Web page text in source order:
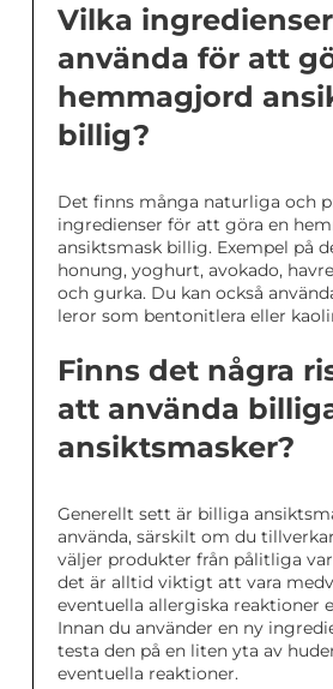
Vilka
använda för att
hemmagjord
billig?
Det finns många naturliga och
ingredienser för att göra en
ansiktsmask billig. Exempel på
honung, yoghurt, avokado,
och gurka. Du kan också
leror som bentonitlera eller
Finns det några
att använda
ansiktsmasker?
Generellt sett är billiga
använda, särskilt om du
väljer produkter från pålitliga
det är alltid viktigt att vara
eventuella allergiska reaktioner
Innan du använder en ny
testa den på en liten yta av
eventuella reaktioner.